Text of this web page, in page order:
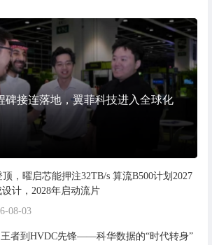
碑接连落地，翼菲科技进入全球化
，曜启芯能押注32TB/s 算流B500计划2027
计，2028年启动流片
08-03
王者到HVDC先锋——科华数据的“时代转身”